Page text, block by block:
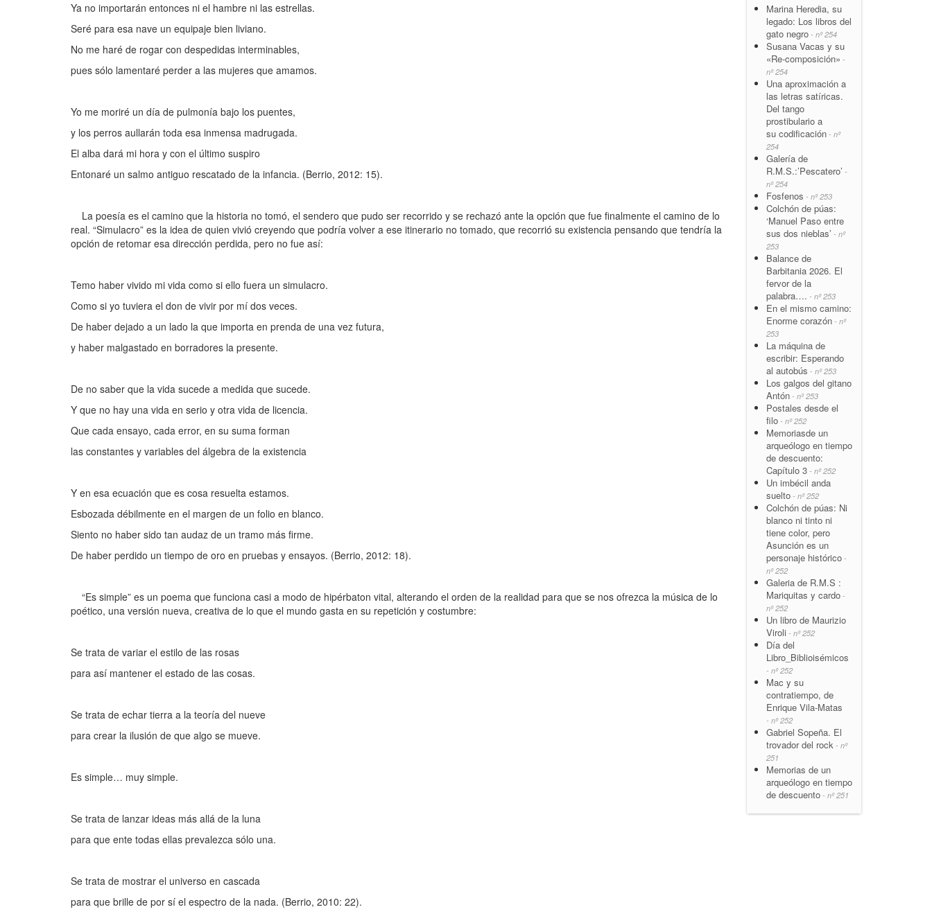
Ya no importarán entonces ni el hambre ni las estrellas.
Seré para esa nave un equipaje bien liviano.
No me haré de rogar con despedidas interminables,
pues sólo lamentaré perder a las mujeres que amamos.
Yo me moriré un día de pulmonía bajo los puentes,
y los perros aullarán toda esa inmensa madrugada.
El alba dará mi hora y con el último suspiro
Entonaré un salmo antiguo rescatado de la infancia. (Berrio, 2012: 15).
La poesía es el camino que la historia no tomó, el sendero que pudo ser recorrido y se rechazó ante la opción que fue finalmente el camino de lo
real. “Simulacro” es la idea de quien vivió creyendo que podría volver a ese itinerario no tomado, que recorrió su existencia pensando que tendría la
opción de retomar esa dirección perdida, pero no fue así:
Temo haber vivido mi vida como si ello fuera un simulacro.
Como si yo tuviera el don de vivir por mí dos veces.
De haber dejado a un lado la que importa en prenda de una vez futura,
y haber malgastado en borradores la presente.
De no saber que la vida sucede a medida que sucede.
Y que no hay una vida en serio y otra vida de licencia.
Que cada ensayo, cada error, en su suma forman
las constantes y variables del álgebra de la existencia
Y en esa ecuación que es cosa resuelta estamos.
Esbozada débilmente en el margen de un folio en blanco.
Siento no haber sido tan audaz de un tramo más firme.
De haber perdido un tiempo de oro en pruebas y ensayos. (Berrio, 2012: 18).
“Es simple” es un poema que funciona casi a modo de hipérbaton vital, alterando el orden de la realidad para que se nos ofrezca la música de lo
poético, una versión nueva, creativa de lo que el mundo gasta en su repetición y costumbre:
Se trata de variar el estilo de las rosas
para así mantener el estado de las cosas.
Se trata de echar tierra a la teoría del nueve
para crear la ilusión de que algo se mueve.
Es simple… muy simple.
Se trata de lanzar ideas más allá de la luna
para que ente todas ellas prevalezca sólo una.
Se trata de mostrar el universo en cascada
para que brille de por sí el espectro de la nada. (Berrio, 2010: 22).
Marina Heredia, su
legado: Los libros del
gato negro - nº 254
Susana Vacas y su
«Re-composición» -
nº 254
Una aproximación a
las letras satíricas.
Del tango
prostibulario a
su codificación - nº
254
Galería de
R.M.S.:’Pescatero’ -
nº 254
Fosfenos - nº 253
Colchón de púas:
‘Manuel Paso entre
sus dos nieblas’ - nº
253
Balance de
Barbitania 2026. El
fervor de la
palabra…. - nº 253
En el mismo camino:
Enorme corazón - nº
253
La máquina de
escribir: Esperando
al autobús - nº 253
Los galgos del gitano
Antón - nº 253
Postales desde el
filo - nº 252
Memoriasde un
arqueólogo en tiempo
de descuento:
Capítulo 3 - nº 252
Un imbécil anda
suelto - nº 252
Colchón de púas: Ni
blanco ni tinto ni
tiene color, pero
Asunción es un
personaje histórico -
nº 252
Galeria de R.M.S :
Mariquitas y cardo -
nº 252
Un libro de Maurizio
Viroli - nº 252
Día del
Libro_Biblioisémicos
- nº 252
Mac y su
contratiempo, de
Enrique Vila-Matas
- nº 252
Gabriel Sopeña. El
trovador del rock - nº
251
Memorias de un
arqueólogo en tiempo
de descuento - nº 251